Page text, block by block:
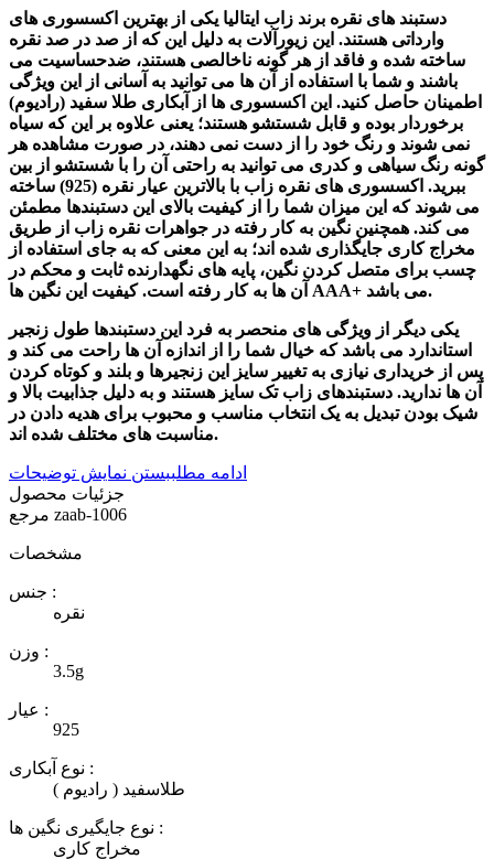
دستبند های نقره برند زاب ایتالیا یکی از بهترین اکسسوری های
وارداتی هستند. این زیورآلات به دلیل این که از صد در صد نقره
ساخته شده و فاقد از هر گونه ناخالصی هستند، ضدحساسیت می
باشند و شما با استفاده از آن ها می توانید به آسانی از این ویژگی
اطمینان حاصل کنید. این اکسسوری ها از آبکاری طلا سفید (رادیوم)
برخوردار بوده و قابل شستشو هستند؛ یعنی علاوه بر این که سیاه
نمی شوند و رنگ خود را از دست نمی دهند، در صورت مشاهده هر
گونه رنگ سیاهی و کدری می توانید به راحتی آن را با شستشو از بین
ببرید. اکسسوری های نقره زاب با بالاترین عیار نقره (925) ساخته
می شوند که این میزان شما را از کیفیت بالای این دستبندها مطمئن
می کند. همچنین نگین به کار رفته در جواهرات نقره زاب از طریق
مخراج کاری جایگذاری شده اند؛ به این معنی که به جای استفاده از
چسب برای متصل کردن نگین، پایه های نگهدارنده ثابت و محکم در
آن ها به کار رفته است. کیفیت این نگین ها AAA+ می باشد.
یکی دیگر از ویژگی های منحصر به فرد این دستبندها طول زنجیر
استاندارد می باشد که خیال شما را از اندازه آن ها راحت می کند و
پس از خریداری نیازی به تغییر سایز این زنجیرها و بلند و کوتاه کردن
آن ها ندارید. دستبندهای زاب تک سایز هستند و به دلیل جذابیت بالا و
شیک بودن تبدیل به یک انتخاب مناسب و محبوب برای هدیه دادن در
مناسبت های مختلف شده اند.
ادامه مطلببستن نمایش توضیحات
جزئیات محصول
zaab-1006
مشخصات
جنس :
نقره
وزن :
3.5g
عیار :
925
نوع آبکاری :
طلاسفید ( رادیوم )
نوع جایگیری نگین ها :
مخراج کاری